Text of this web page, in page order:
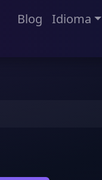
Blog Idioma